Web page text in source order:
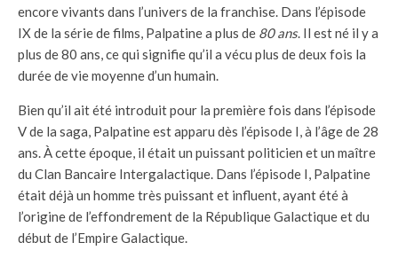
encore vivants dans l’univers de la franchise. Dans l’épisode
IX de la série de films, Palpatine a plus de 80 ans. Il est né il y a
plus de 80 ans, ce qui signifie qu’il a vécu plus de deux fois la
durée de vie moyenne d’un humain.
Bien qu’il ait été introduit pour la première fois dans l’épisode
V de la saga, Palpatine est apparu dès l’épisode I, à l’âge de 28
ans. À cette époque, il était un puissant politicien et un maître
du Clan Bancaire Intergalactique. Dans l’épisode I, Palpatine
était déjà un homme très puissant et influent, ayant été à
l’origine de l’effondrement de la République Galactique et du
début de l’Empire Galactique.